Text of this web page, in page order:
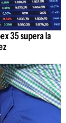
35 supera la